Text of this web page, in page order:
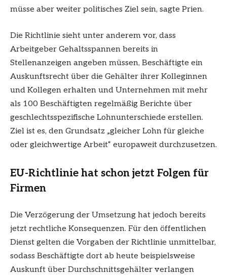
müsse aber weiter politisches Ziel sein, sagte Prien.
Die Richtlinie sieht unter anderem vor, dass
Arbeitgeber Gehaltsspannen bereits in
Stellenanzeigen angeben müssen, Beschäftigte ein
Auskunftsrecht über die Gehälter ihrer Kolleginnen
und Kollegen erhalten und Unternehmen mit mehr
als 100 Beschäftigten regelmäßig Berichte über
geschlechtsspezifische Lohnunterschiede erstellen.
Ziel ist es, den Grundsatz „gleicher Lohn für gleiche
oder gleichwertige Arbeit“ europaweit durchzusetzen.
EU-Richtlinie hat schon jetzt Folgen für
Firmen
Die Verzögerung der Umsetzung hat jedoch bereits
jetzt rechtliche Konsequenzen. Für den öffentlichen
Dienst gelten die Vorgaben der Richtlinie unmittelbar,
sodass Beschäftigte dort ab heute beispielsweise
Auskunft über Durchschnittsgehälter verlangen